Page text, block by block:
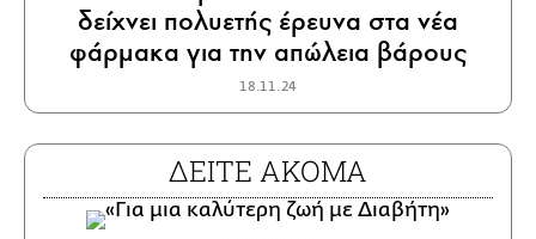
δείχνει πολυετής έρευνα στα νέα
φάρμακα για την απώλεια βάρους
18.11.24
ΔΕΙΤΕ ΑΚΟΜΑ